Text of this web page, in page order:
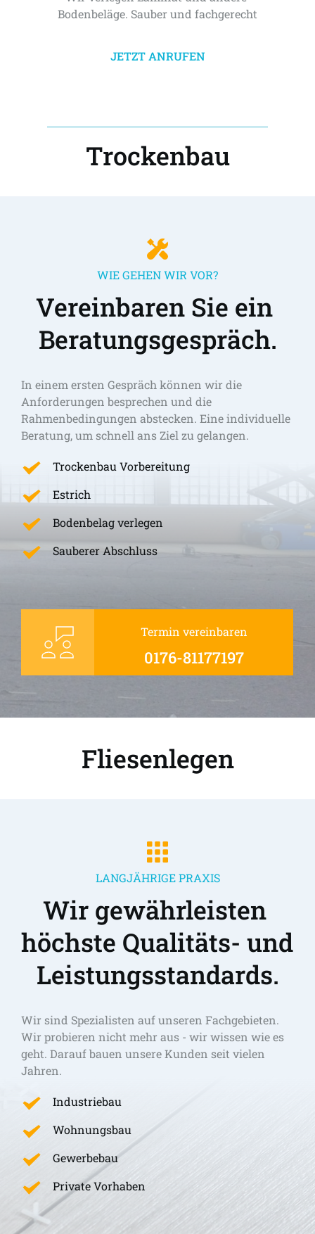
Bodenbeläge. Sauber und fachgerecht
JETZT ANRUFEN
Trockenbau
WIE GEHEN WIR VOR?
Vereinbaren Sie ein
Beratungsgespräch.
In einem ersten Gespräch können wir die
Anforderungen besprechen und die
Rahmenbedingungen abstecken. Eine individuelle
Beratung, um schnell ans Ziel zu gelangen.
Trockenbau Vorbereitung
Estrich
Bodenbelag verlegen
Sauberer Abschluss
Termin vereinbaren
0176-81177197
Fliesenlegen
LANGJÄHRIGE PRAXIS
Wir gewährleisten
höchste Qualitäts- und
Leistungsstandards.
Wir sind Spezialisten auf unseren Fachgebieten.
Wir probieren nicht mehr aus - wir wissen wie es
geht. Darauf bauen unsere Kunden seit vielen
Jahren.
Industriebau
Wohnungsbau
Gewerbebau
Private Vorhaben